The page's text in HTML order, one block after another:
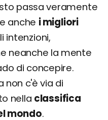
passa veramente
anche i migliori
intenzioni,
neanche la mente
di concepire.
non c'è via di
nella classifica
mondo.